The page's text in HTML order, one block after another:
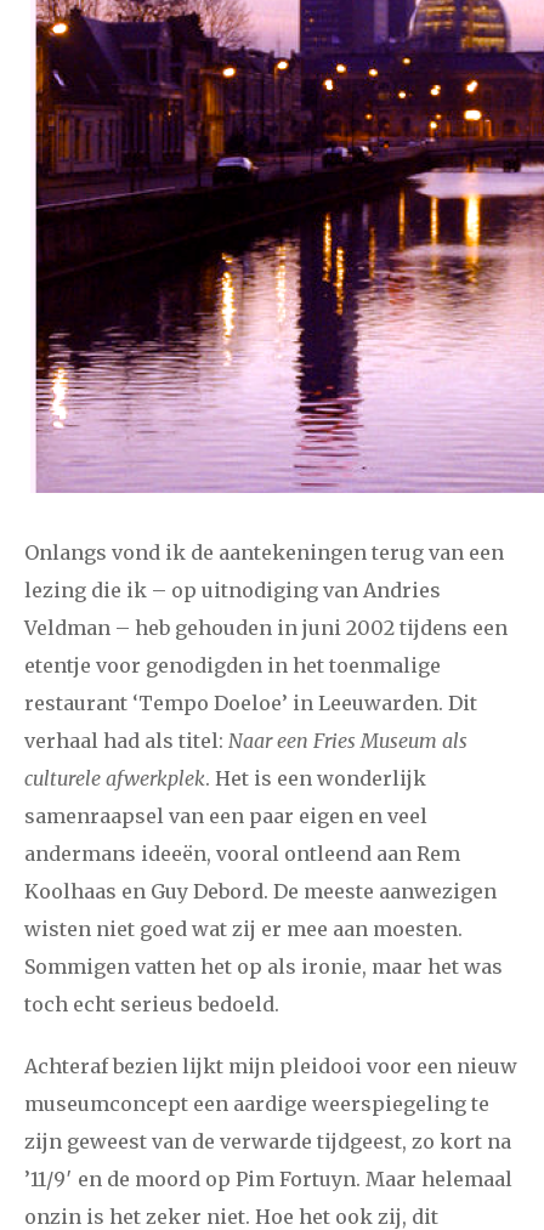
2024 augustus september oktober november
december
2023
januari februari maart april mei juni juli
augustus september oktober november
december
2022
januari februari maart april mei juni juli
augustus september oktober november
december
2021
januari februari maart april mei juni juli
augustus september oktober november
december
januari februari maart april mei juni juli
december
2019
januari februari maart april mei juni juli
augustus september oktober november
2018 augustus september oktober november
februari
Onlangs vond ik de aantekeningen terug van een
lezing die ik – op uitnodiging van Andries
Veldman – heb gehouden in juni 2002 tijdens een
etentje voor genodigden in het toenmalige
restaurant ‘Tempo Doeloe’ in Leeuwarden. Dit
verhaal had als titel: Naar een Fries Museum als
culturele afwerkplek. Het is een wonderlijk
samenraapsel van een paar eigen en veel
andermans ideeën, vooral ontleend aan Rem
Koolhaas en Guy Debord. De meeste aanwezigen
wisten niet goed wat zij er mee aan moesten.
Sommigen vatten het op als ironie, maar het was
toch echt serieus bedoeld.
Achteraf bezien lijkt mijn pleidooi voor een nieuw
museumconcept een aardige weerspiegeling te
zijn geweest van de verwarde tijdgeest, zo kort na
’11/9′ en de moord op Pim Fortuyn. Maar helemaal
onzin is het zeker niet. Hoe het ook zij, dit